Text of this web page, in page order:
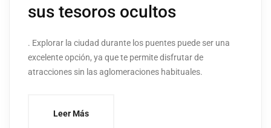
sus tesoros ocultos
. Explorar la ciudad durante los puentes puede ser una
excelente opción, ya que te permite disfrutar de
atracciones sin las aglomeraciones habituales.
Leer Más